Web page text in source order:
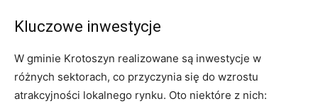
Kluczowe inwestycje
W gminie Krotoszyn realizowane są inwestycje w
różnych sektorach, co przyczynia się do wzrostu
atrakcyjności lokalnego rynku. Oto niektóre z nich: